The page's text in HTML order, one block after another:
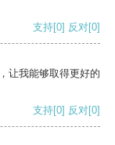
支持[0] 反对[0]
让我能够取得更好的
支持[0] 反对[0]